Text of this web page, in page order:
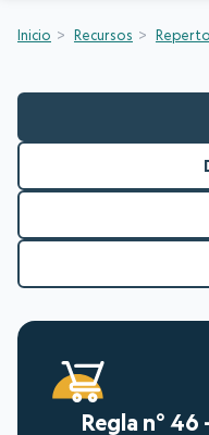
Inicio Recursos
Regla n° 46